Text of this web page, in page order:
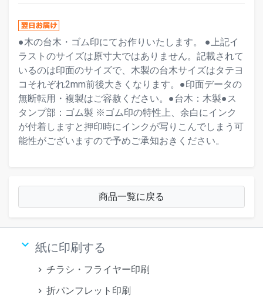
●木の台木・ゴム印にてお作りいたします。 ●上記イ
ラストのサイズは原寸大ではありません。記載されて
いるのは印面のサイズで、木製の台木サイズはタテヨ
コそれぞれ2mm前後大きくなります。●印面データの
無断転用・複製はご容赦ください。●台木：木製●ス
タンプ部：ゴム製 ※ゴム印の特性上、余白にインク
が付着しますと押印時にインクが写りこんでしまう可
能性がございますので予めご承知おきください。
商品一覧に戻る
keyboard_arrow_down 紙に印刷する
チラシ・フライヤー印刷
折パンフレット印刷